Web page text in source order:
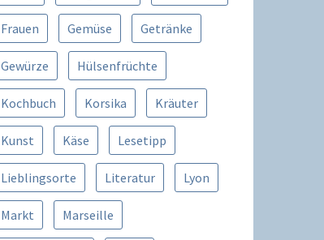
Frauen Gemüse Getränke
Gewürze Hülsenfrüchte
Kochbuch Korsika Kräuter
Kunst Käse Lesetipp
Lieblingsorte Literatur Lyon
Markt Marseille